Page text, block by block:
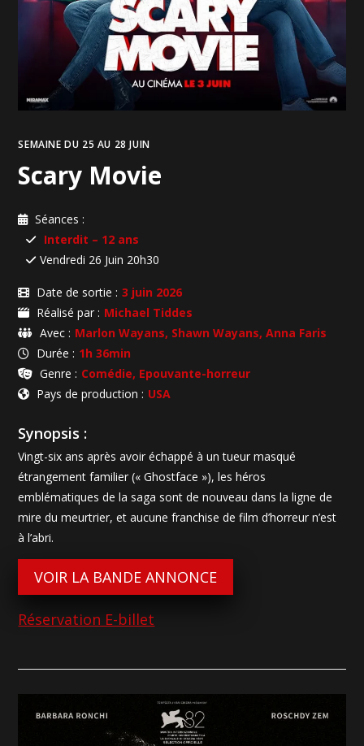
SEMAINE DU 25 AU 28 JUIN
Scary Movie
Séances :
Interdit – 12 ans
Vendredi 26 Juin 20h30
Date de sortie : 3 juin 2026
Réalisé par : Michael Tiddes
Avec : Marlon Wayans, Shawn Wayans, Anna Faris
Durée : 1h 36min
Genre : Comédie, Epouvante-horreur
Pays de production : USA
Synopsis :
Vingt-six ans après avoir échappé à un tueur masqué
étrangement familier (« Ghostface »), les héros
emblématiques de la saga sont de nouveau dans la ligne de
mire du meurtrier, et aucune franchise de film d’horreur n’est
à l’abri.
VOIR LA BANDE ANNONCE
Réservation E-billet